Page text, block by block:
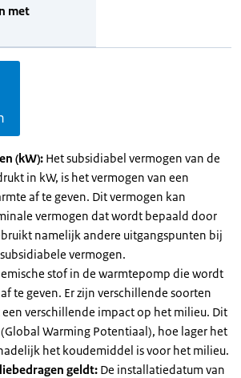
met
(kW): Het subsidiabel vermogen van de
in kW, is het vermogen van een
af te geven. Dit vermogen kan
vermogen dat wordt bepaald door
namelijk andere uitgangspunten bij
vermogen.
stof in de warmtepomp die wordt
te geven. Er zijn verschillende soorten
verschillende impact op het milieu. Dit
Warming Potentiaal), hoe lager het
het koudemiddel is voor het milieu.
geldt: De installatiedatum van